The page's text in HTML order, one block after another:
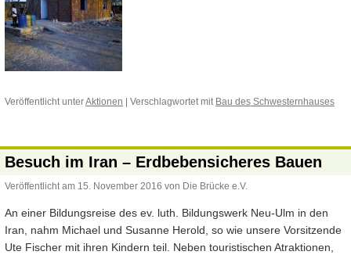
Veröffentlicht unterAktionen Verschlagwortet mit Bau des Schwesternhauses
Besuch im Iran – Erdbebensicheres Bauen
Veröffentlicht am 15. November 2016 von Die Brücke e.V.
An einer Bildungsreise des ev. luth. Bildungswerk Neu-Ulm in den
Iran, nahm Michael und Susanne Herold, so wie unsere Vorsitzende
Ute Fischer mit ihren Kindern teil. Neben touristischen Atraktionen,